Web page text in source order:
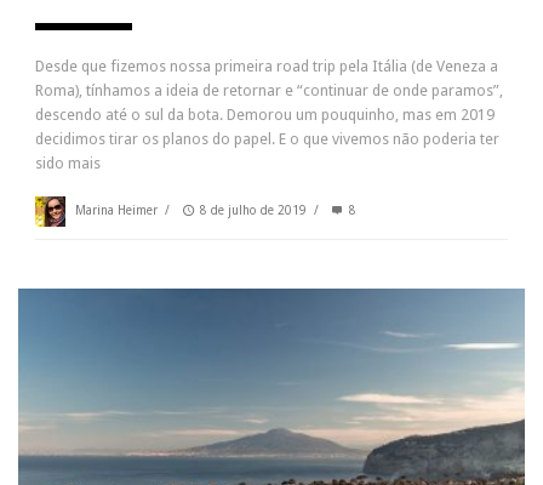
Desde que fizemos nossa primeira road trip pela Itália (de Veneza a
Roma), tínhamos a ideia de retornar e “continuar de onde paramos”,
descendo até o sul da bota. Demorou um pouquinho, mas em 2019
decidimos tirar os planos do papel. E o que vivemos não poderia ter
sido mais
Marina Heimer / 8 de julho de 2019 / 8